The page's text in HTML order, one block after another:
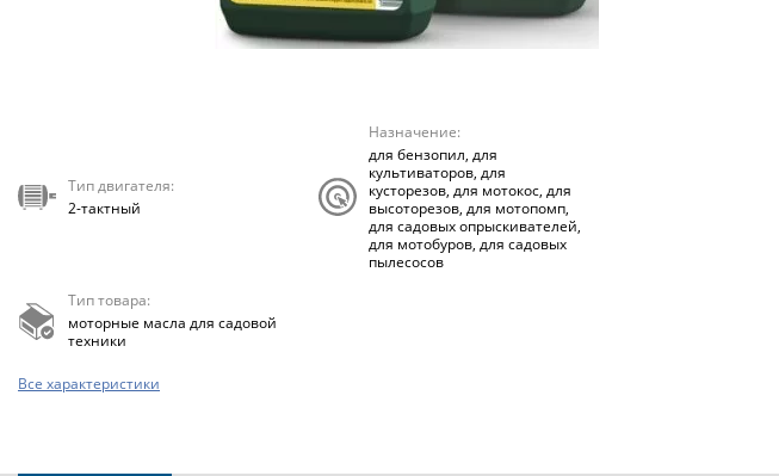
Тип двигателя:
2-тактный
Назначение:
для бензопил, для
культиваторов, для
кусторезов, для мотокос, для
высоторезов, для мотопомп,
для садовых опрыскивателей,
для мотобуров, для садовых
пылесосов
Тип товара:
моторные масла для садовой
техники
Все характеристики